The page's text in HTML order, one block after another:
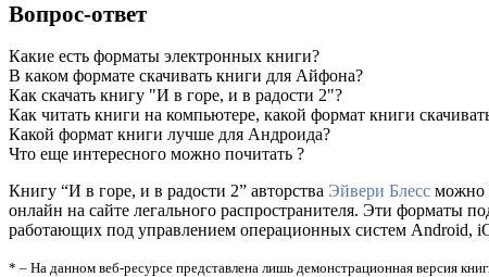
Вопрос-ответ
Какие есть форматы электронных книги?
В каком формате скачивать книги для Айфона?
Как скачать книгу "И в горе, и в радости 2"?
Как читать книги на компьютере, какой формат книги
Какой формат книги лучше для Андроида?
Что еще интересного можно почитать ?
Книгу “И в горе, и в радости 2” авторства Эйвери Блесс можно
онлайн на сайте легального распространителя. Эти форматы
работающих под управлением операционных систем Android,
* – На данном веб-ресурсе представлена лишь демонстрационная версия